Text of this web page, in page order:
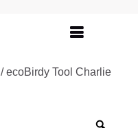
/ ecoBirdy Tool Charlie